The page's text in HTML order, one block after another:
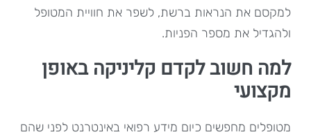
למקסם את הנראות ברשת, לשפר את חוויית המטופל
ולהגדיל את מספר הפניות.
למה חשוב לקדם קליניקה באופן
מקצועי
מטופלים מחפשים כיום מידע רפואי באינטרנט לפני שהם